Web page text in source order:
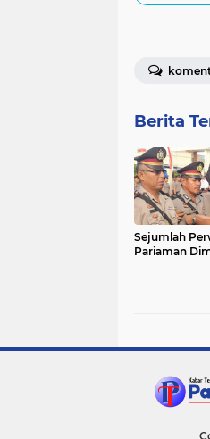
Berita
Sejumlah
Pariaman